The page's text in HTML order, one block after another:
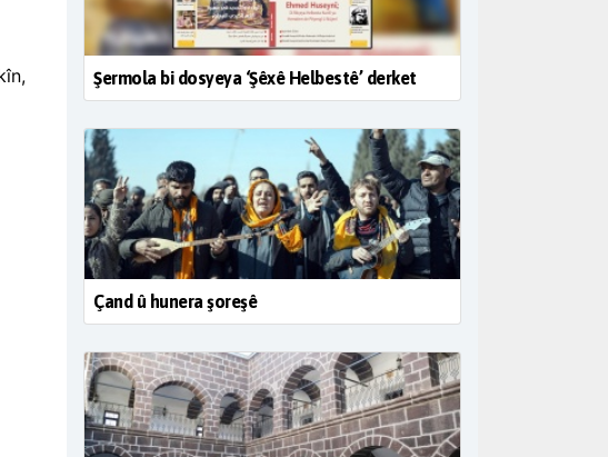
Şermola bi dosyeya ‘Şêxê Helbestê’ derket
Çand û hunera şoreşê